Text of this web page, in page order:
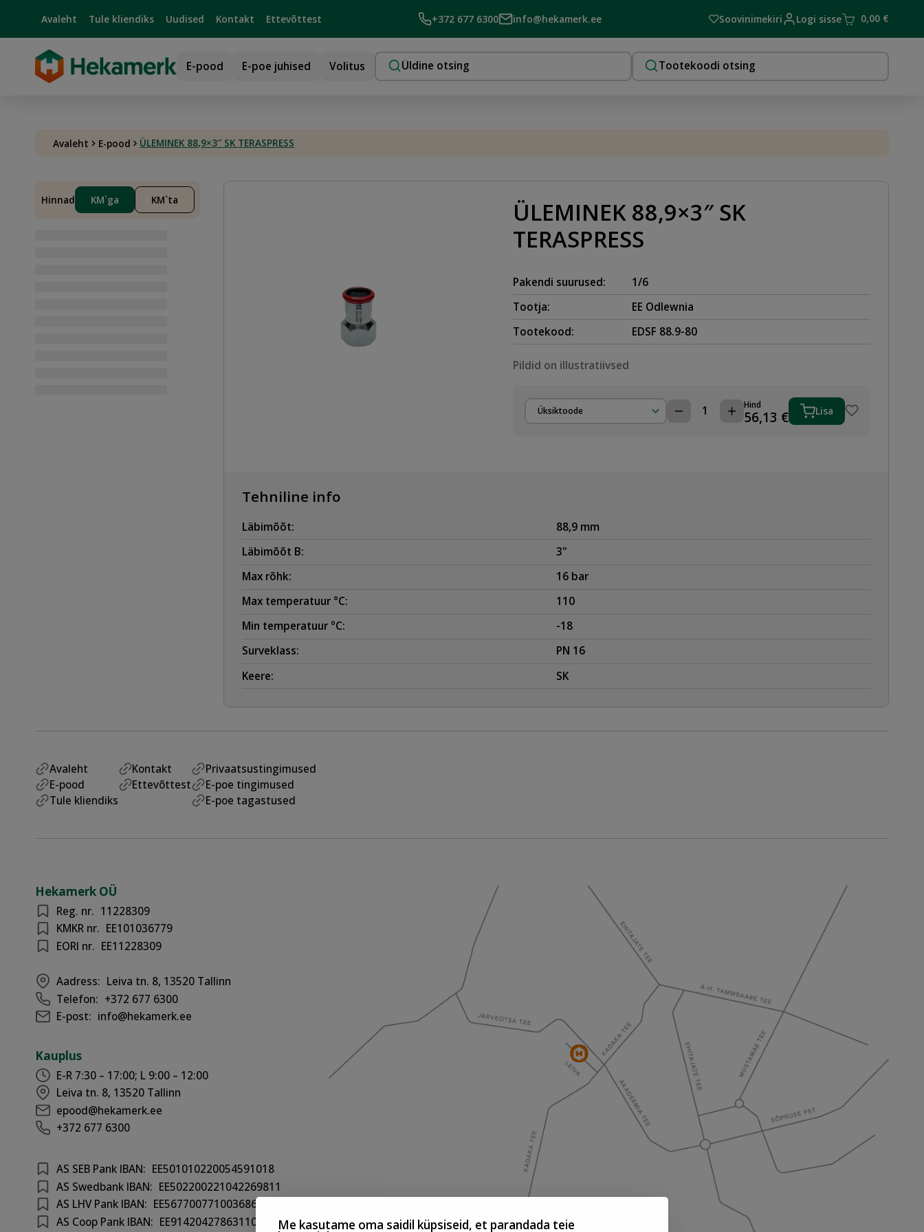
Me kasutame oma saidil küpsiseid, et parandada teie
Avaleht Tule kliendiks Uudised Kontakt Ettevõttest +372 677 6300 info@hekamerk.ee Soovinimekiri Logi sisse 0,00 €
E-pood E-poe juhised Volitus
Avaleht E-pood ÜLEMINEK 88,9×3″ SK TERASPRESS
Hinnad KM`ga KM`ta
ÜLEMINEK 88,9×3″ SK
TERASPRESS
Pakendi suurused:
1/6
Tootja:
EE Odlewnia
Tootekood:
EDSF 88.9-80
Pildid on illustratiivsed
Üksiktoode ÜLEMINEK
Hind
56,13 € Lisa
Tehniline info
Läbimõõt:
88,9 mm
Läbimõõt B:
3"
Max rõhk:
16 bar
Max temperatuur °C:
110
Min temperatuur °C:
-18
Surveklass:
PN 16
Keere:
SK
Avaleht
E-pood
Tule kliendiks
Kontakt
Ettevõttest
Privaatsustingimused
E-poe tingimused
E-poe tagastused
Hekamerk OÜ
Reg. nr. 11228309
KMKR nr. EE101036779
EORI nr. EE11228309
Aadress: Leiva tn. 8, 13520 Tallinn
Telefon: +372 677 6300
E-post: info@hekamerk.ee
Kauplus
E-R 7:30 – 17:00; L 9:00 – 12:00
Leiva tn. 8, 13520 Tallinn
epood@hekamerk.ee
+372 677 6300
AS SEB Pank IBAN: EE501010220054591018
AS Swedbank IBAN: EE502200221042269811
AS LHV Pank IBAN: EE567700771003686417
AS Coop Pank IBAN: EE914204278631100301